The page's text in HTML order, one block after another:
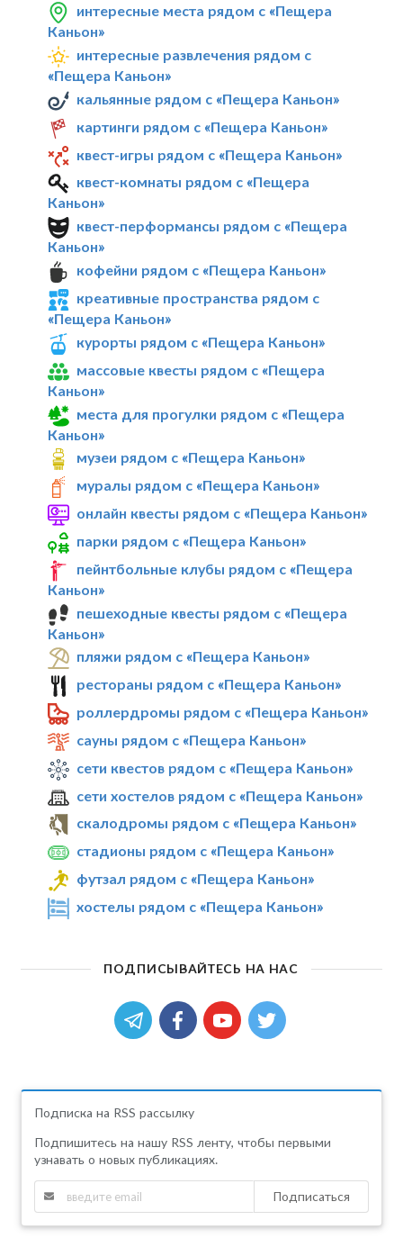
интересные места рядом с «Пещера
Каньон»
интересные развлечения рядом с
«Пещера Каньон»
кальянные рядом с «Пещера Каньон»
картинги рядом с «Пещера Каньон»
квест-игры рядом с «Пещера Каньон»
квест-комнаты рядом с «Пещера
Каньон»
квест-перформансы рядом с «Пещера
Каньон»
кофейни рядом с «Пещера Каньон»
креативные пространства рядом с
«Пещера Каньон»
курорты рядом с «Пещера Каньон»
массовые квесты рядом с «Пещера
Каньон»
места для прогулки рядом с «Пещера
Каньон»
музеи рядом с «Пещера Каньон»
муралы рядом с «Пещера Каньон»
онлайн квесты рядом с «Пещера Каньон»
парки рядом с «Пещера Каньон»
пейнтбольные клубы рядом с «Пещера
Каньон»
пешеходные квесты рядом с «Пещера
Каньон»
пляжи рядом с «Пещера Каньон»
рестораны рядом с «Пещера Каньон»
роллердромы рядом с «Пещера Каньон»
сауны рядом с «Пещера Каньон»
сети квестов рядом с «Пещера Каньон»
сети хостелов рядом с «Пещера Каньон»
скалодромы рядом с «Пещера Каньон»
стадионы рядом с «Пещера Каньон»
футзал рядом с «Пещера Каньон»
хостелы рядом с «Пещера Каньон»
ПОДПИСЫВАЙТЕСЬ НА НАС
Подписка на RSS рассылку
Подпишитесь на нашу RSS ленту, чтобы первыми
узнавать о новых публикациях.
Подписаться